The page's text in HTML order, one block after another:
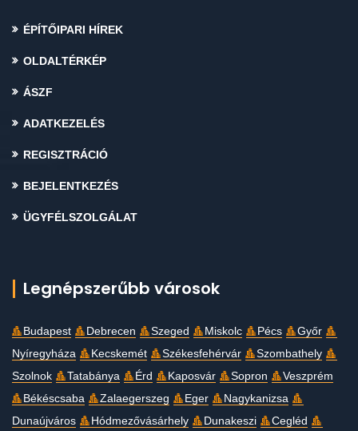
ÉPÍTŐIPARI HÍREK
OLDALTÉRKÉP
ÁSZF
ADATKEZELÉS
REGISZTRÁCIÓ
BEJELENTKEZÉS
ÜGYFÉLSZOLGÁLAT
Legnépszerűbb városok
Budapest Debrecen Szeged Miskolc Pécs
Győr
Nyíregyháza
Kecskemét Székesfehérvár
Szombathely
Szolnok
Tatabánya Érd Kaposvár Sopron
Veszprém
Békéscsaba
Zalaegerszeg Eger
Nagykanizsa
Dunaújváros
Hódmezővásárhely Dunakeszi
Cegléd